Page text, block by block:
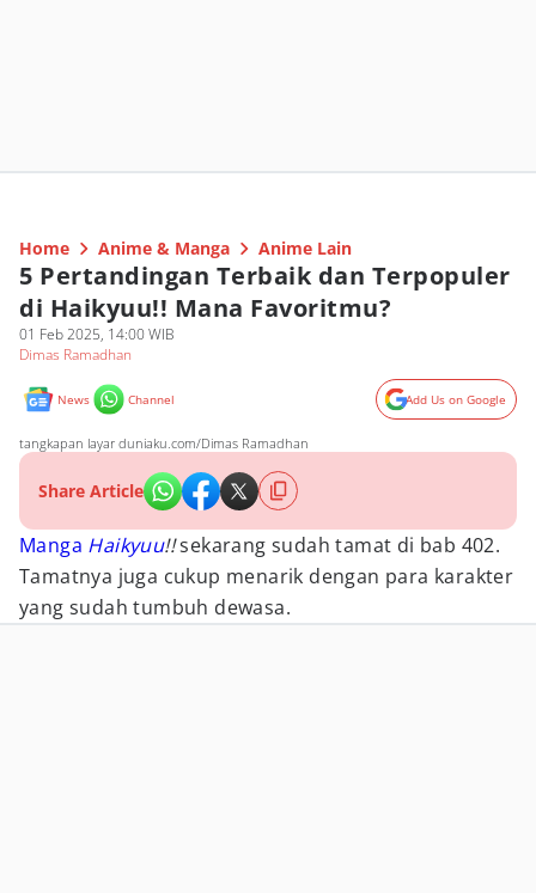
Home Anime & Manga Anime Lain
5 Pertandingan Terbaik dan Terpopuler
di Haikyuu!! Mana Favoritmu?
01 Feb 2025, 14:00 WIB
Dimas Ramadhan
News Channel Add Us on Google
tangkapan layar duniaku.com/Dimas Ramadhan
Share Article
Manga Haikyuu!!sekarang sudah tamat di bab 402.
Tamatnya juga cukup menarik dengan para karakter
yang sudah tumbuh dewasa.